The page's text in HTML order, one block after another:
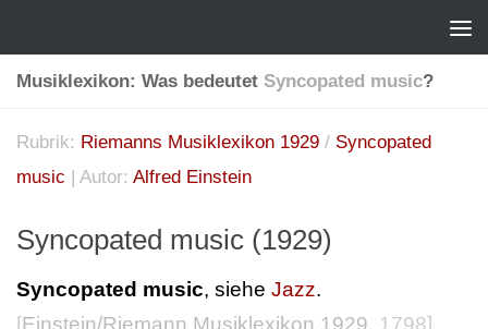
Musiklexikon: Was bedeutet Syncopated music?
Rubrik: Riemanns Musiklexikon 1929 / Syncopated
music | Autor: Alfred Einstein
Syncopated music (1929)
Syncopated music, siehe Jazz.
[Einstein/Riemann Musiklexikon 1929, 1798]